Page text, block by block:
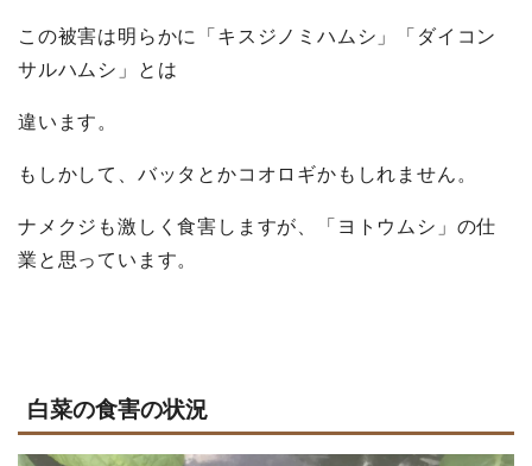
この被害は明らかに「キスジノミハムシ」「ダイコン
サルハムシ」とは
違います。
もしかして、バッタとかコオロギかもしれません。
ナメクジも激しく食害しますが、「ヨトウムシ」の仕
業と思っています。
白菜の食害の状況